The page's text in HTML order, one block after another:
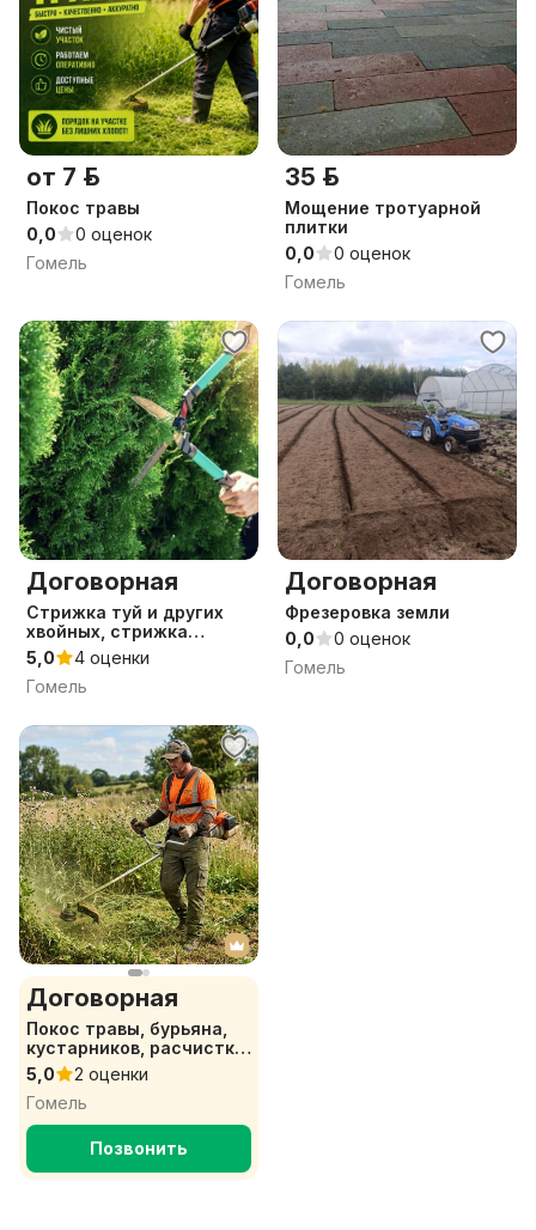
от 7 р.
Покос травы
0,0
0 оценок
Гомель
35 р.
Мощение тротуарной
плитки
0,0
0 оценок
Гомель
Договорная
Стрижка туй и других
хвойных, стрижка
кустарников
5,0
4 оценки
Гомель
Договорная
Фрезеровка земли
0,0
0 оценок
Гомель
Договорная
Покос травы, бурьяна,
кустарников, расчистка
участка
5,0
2 оценки
Гомель
Позвонить